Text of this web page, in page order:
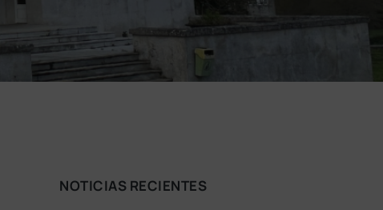
NOTICIAS RECIENTES